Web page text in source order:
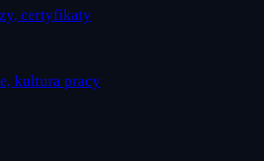
certyfikaty
kultura pracy